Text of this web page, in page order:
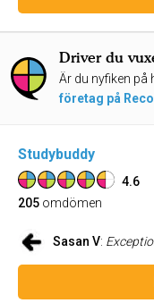
Driver du
Är du nyfiken på
företag på
Studybuddy
4.6
205 omdömen
Sasan V: